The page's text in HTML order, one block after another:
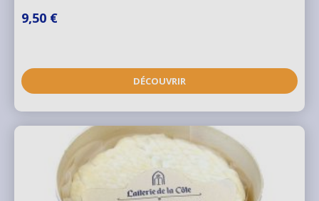
9,50 €
DÉCOUVRIR